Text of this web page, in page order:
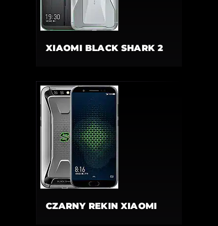
XIAOMI BLACK SHARK 2
CZARNY REKIN XIAOMI